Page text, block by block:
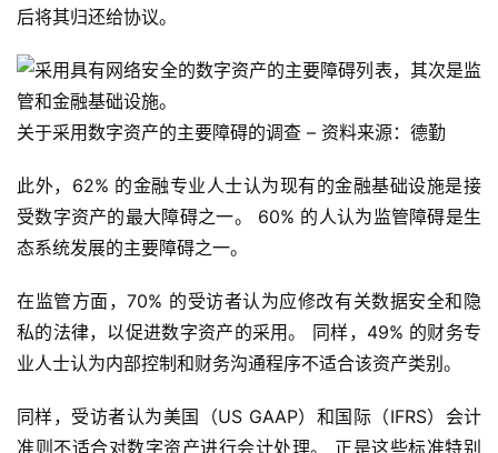
页
快
信
a
r
9
9
指
数
后将其归还给协议。
关于采用数字资产的主要障碍的调查 – 资料来源：德勤
此外，62% 的金融专业人士认为现有的金融基础设施是接
受数字资产的最大障碍之一。 60% 的人认为监管障碍是生
态系统发展的主要障碍之一。
在监管方面，70% 的受访者认为应修改有关数据安全和隐
私的法律，以促进数字资产的采用。 同样，49% 的财务专
业人士认为内部控制和财务沟通程序不适合该资产类别。
同样，受访者认为美国（US GAAP）和国际（IFRS）会计
准则不适合对数字资产进行会计处理。 正是这些标准特别